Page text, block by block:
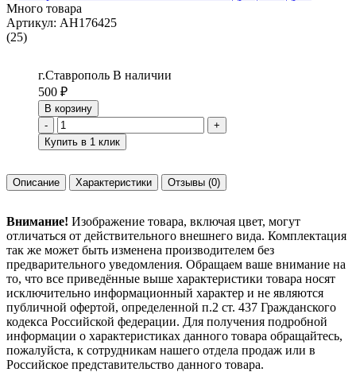
Много товара
Артикул: AH176425
(25)
г.Ставрополь В наличии
500 ₽
В корзину
-
+
Купить в 1 клик
Описание Характеристики Отзывы (0)
Внимание! Изображение товара, включая цвет, могут
отличаться от действительного внешнего вида. Комплектация
так же может быть изменена производителем без
предварительного уведомления. Обращаем ваше внимание на
то, что все приведённые выше характеристики товара носят
исключительно информационный характер и не являются
публичной офертой, определенной п.2 ст. 437 Гражданского
кодекса Российской федерации. Для получения подробной
информации о характеристиках данного товара обращайтесь,
пожалуйста, к сотрудникам нашего отдела продаж или в
Российское представительство данного товара.